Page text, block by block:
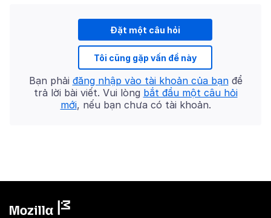
Đặt một câu hỏi
Tôi cũng gặp vấn đề này
Bạn phải đăng nhập vào tài khoản của bạnđể
trả lời bài viết. Vui lòng bắt đầu một câu hỏi
mới, nếu bạn chưa có tài khoản.